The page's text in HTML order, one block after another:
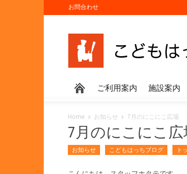
お問合わせ
ご利用案内 施設案内
Home お知らせ 7月のにこにこ広場
7月のにこにこ広
お知らせ こどもはっちブログ ト